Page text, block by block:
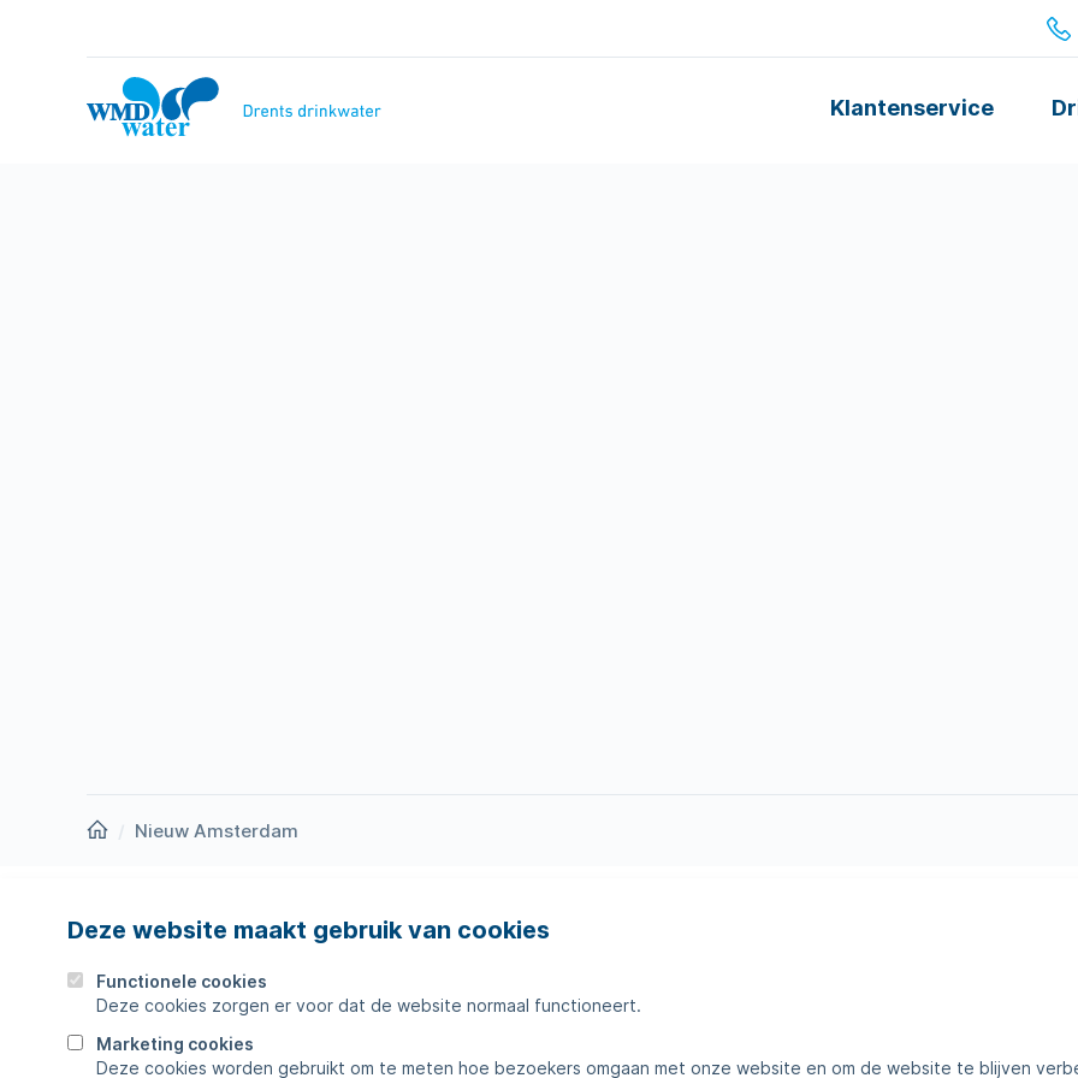
Deze website maakt gebruik van cookies
Functionele cookies
Deze cookies zorgen er voor dat de website normaal functioneert.
Marketing cookies
Deze cookies worden gebruikt om te meten hoe bezoekers omgaan met onze website en om de website te blijven
WMD
Drinkwater
Klantenservice
Homepage
Nieuw Amsterdam
Nieuws
Werken bij
Zakelijk
Storingen
Veelgestelde vragen